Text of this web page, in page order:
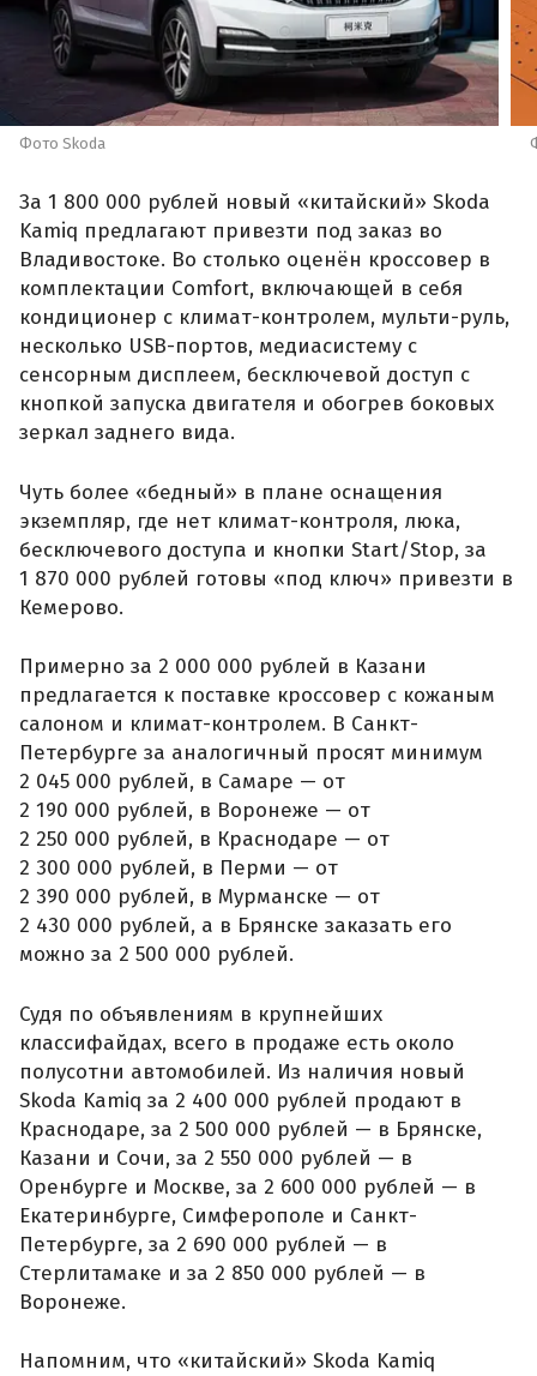
Фото Skoda
За 1 800 000 рублей новый «китайский» Skoda
Kamiq предлагают привезти под заказ во
Владивостоке. Во столько оценён кроссовер в
комплектации Comfort, включающей в себя
кондиционер с климат-контролем, мульти-руль,
несколько USB-портов, медиасистему с
сенсорным дисплеем, бесключевой доступ с
кнопкой запуска двигателя и обогрев боковых
зеркал заднего вида.
Чуть более «бедный» в плане оснащения
экземпляр, где нет климат-контроля, люка,
бесключевого доступа и кнопки Start/Stop, за
1 870 000 рублей готовы «под ключ» привезти в
Кемерово.
Примерно за 2 000 000 рублей в Казани
предлагается к поставке кроссовер с кожаным
салоном и климат-контролем. В Санкт-
Петербурге за аналогичный просят минимум
2 045 000 рублей, в Самаре — от
2 190 000 рублей, в Воронеже — от
2 250 000 рублей, в Краснодаре — от
2 300 000 рублей, в Перми — от
2 390 000 рублей, в Мурманске — от
2 430 000 рублей, а в Брянске заказать его
можно за 2 500 000 рублей.
Судя по объявлениям в крупнейших
классифайдах, всего в продаже есть около
полусотни автомобилей. Из наличия новый
Skoda Kamiq за 2 400 000 рублей продают в
Краснодаре, за 2 500 000 рублей — в Брянске,
Казани и Сочи, за 2 550 000 рублей — в
Оренбурге и Москве, за 2 600 000 рублей — в
Екатеринбурге, Симферополе и Санкт-
Петербурге, за 2 690 000 рублей — в
Стерлитамаке и за 2 850 000 рублей — в
Воронеже.
Напомним, что «китайский» Skoda Kamiq